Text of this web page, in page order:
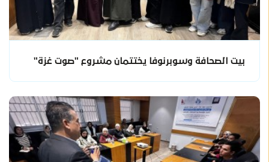
بيت الصحافة وسوبرنوفا يختتمان مشروع "صوت غزة"